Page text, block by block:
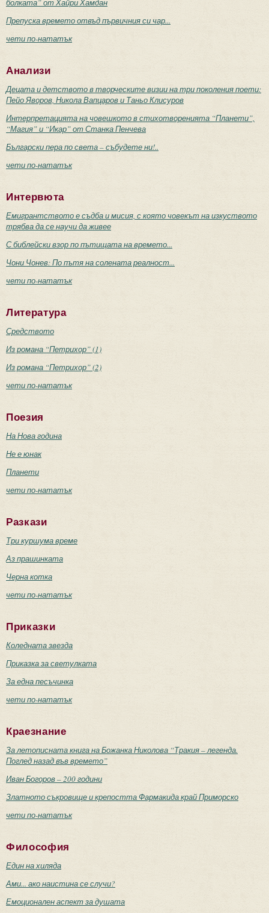
болката” от Хайри Хамдан
Препуска времето отвъд първичния си чар...
чети по-нататък
Анализи
Децата и детството в творческите визии на три поколения поети:
Пейо Яворов, Никола Вапцаров и Таньо Клисуров
Интерпретацията на човешкото в стихотворенията “Планети”,
“Магия” и “Икар” от Станка Пенчева
Български пера по света – събудете ни!..
чети по-нататък
Интервюта
Емигрантството е съдба и мисия, с която човекът на изкуството
трябва да се научи да живее
С библейски взор по пътищата на времето...
Чони Чонев: По пътя на солената реалност...
чети по-нататък
Литература
Средството
Из романа “Петрихор” (1)
Из романа “Петрихор” (2)
чети по-нататък
Поезия
На Нова година
Не е юнак
Планети
чети по-нататък
Разкази
Три куршума време
Аз прашинката
Черна котка
чети по-нататък
Приказки
Коледната звезда
Приказка за светулката
За една песъчинка
чети по-нататък
Краезнание
За летописната книга на Божанка Николова “Тракия – легенда.
Поглед назад във времето”
Иван Богоров – 200 години
Златното съкровище и крепостта Фармакида край Приморско
чети по-нататък
Философия
Един на хиляда
Ами... ако наистина се случи?
Емоционален аспект за душата